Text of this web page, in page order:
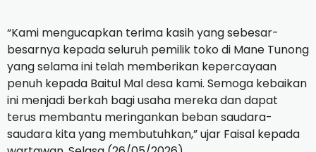
“Kami mengucapkan terima kasih yang sebesar-
besarnya kepada seluruh pemilik toko di Mane Tunong
yang selama ini telah memberikan kepercayaan
penuh kepada Baitul Mal desa kami. Semoga kebaikan
ini menjadi berkah bagi usaha mereka dan dapat
terus membantu meringankan beban saudara-
saudara kita yang membutuhkan,” ujar Faisal kepada